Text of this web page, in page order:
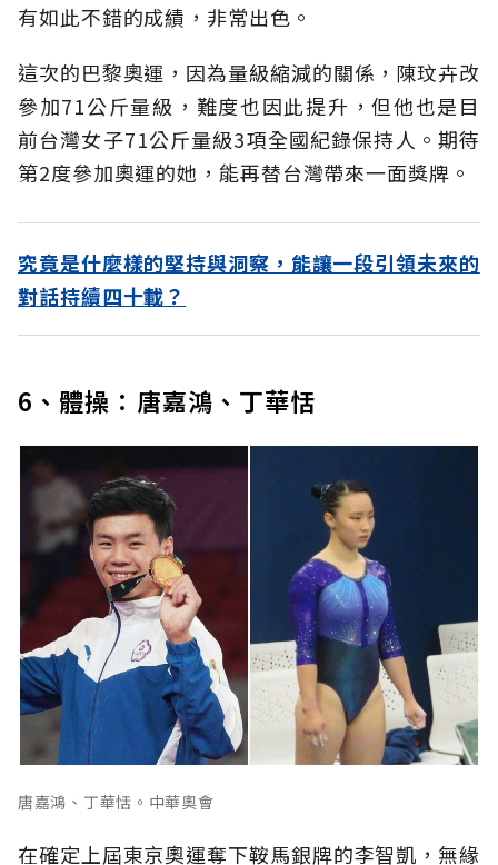
有如此不錯的成績，非常出色。
這次的巴黎奧運，因為量級縮減的關係，陳玟卉改
參加71公斤量級，難度也因此提升，但他也是目
前台灣女子71公斤量級3項全國紀錄保持人。期待
第2度參加奧運的她，能再替台灣帶來一面獎牌。
究竟是什麼樣的堅持與洞察，能讓一段引領未來的
對話持續四十載？
6、體操：唐嘉鴻、丁華恬
唐嘉鴻、丁華恬。中華奧會
在確定上屆東京奧運奪下鞍馬銀牌的李智凱，無緣